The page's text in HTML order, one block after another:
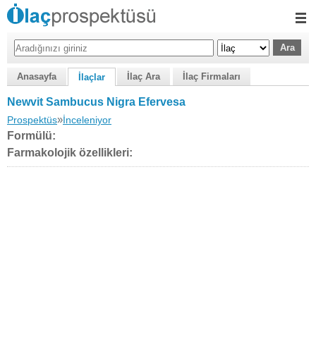
Anasayfa İlaçlar İlaç Ara İlaç Firmaları
Newvit Sambucus Nigra Efervesa
Prospektüs»İnceleniyor
Formülü:
Farmakolojik özellikleri: